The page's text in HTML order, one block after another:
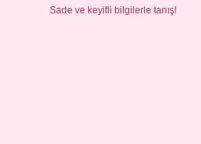
Sade ve keyifli bilgilerle tanış!